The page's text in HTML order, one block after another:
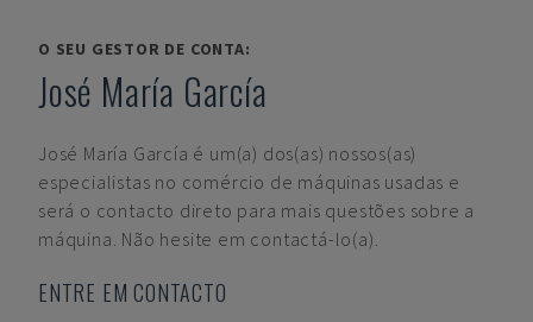
O SEU GESTOR DE CONTA:
José María García
José María García é um(a) dos(as) nossos(as)
especialistas no comércio de máquinas usadas e
será o contacto direto para mais questões sobre a
máquina. Não hesite em contactá-lo(a).
ENTRE EM CONTACTO